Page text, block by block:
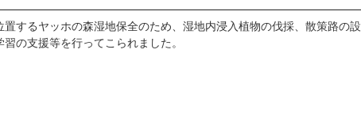
するヤッホの森湿地保全のため、湿地内浸入植物の伐採、散策路の設
の支援等を行ってこられました。